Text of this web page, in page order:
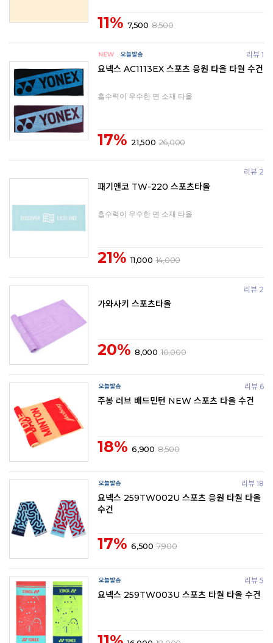
11% 7,500 8,500
리뷰 1
요넥스 AC1113EX 스포츠 응원 타올 타월 수건
흡수력이 우수한 면 소재 타올
17% 21,500 26,000
리뷰 2
패기앤코 TW-220 스포츠타올
흡수력이 우수한 면 소재 타올
21% 11,000 14,000
리뷰 2
가와사키 스포츠타올
20% 8,000 10,000
리뷰 6
주봉 러브 배드민턴 NEW 스포츠 타올 수건
18% 6,900 8,500
리뷰 18
요넥스 259TW002U 스포츠 응원 타월 타올
수건
17% 6,500 7,900
리뷰 5
요넥스 259TW003U 스포츠 타월 타올 수건